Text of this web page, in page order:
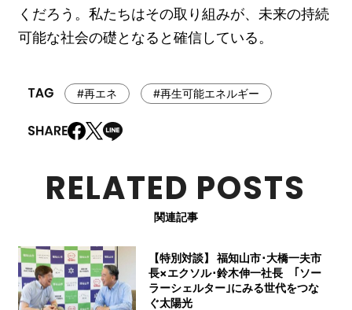
くだろう。私たちはその取り組みが、未来の持続
可能な社会の礎となると確信している。
#再エネ #再生可能エネルギー
RELATED POSTS
関連記事
【特別対談】 福知山市･大橋一夫市
長×エクソル･鈴木伸一社長 ｢ソー
ラーシェルター｣にみる世代をつな
ぐ太陽光